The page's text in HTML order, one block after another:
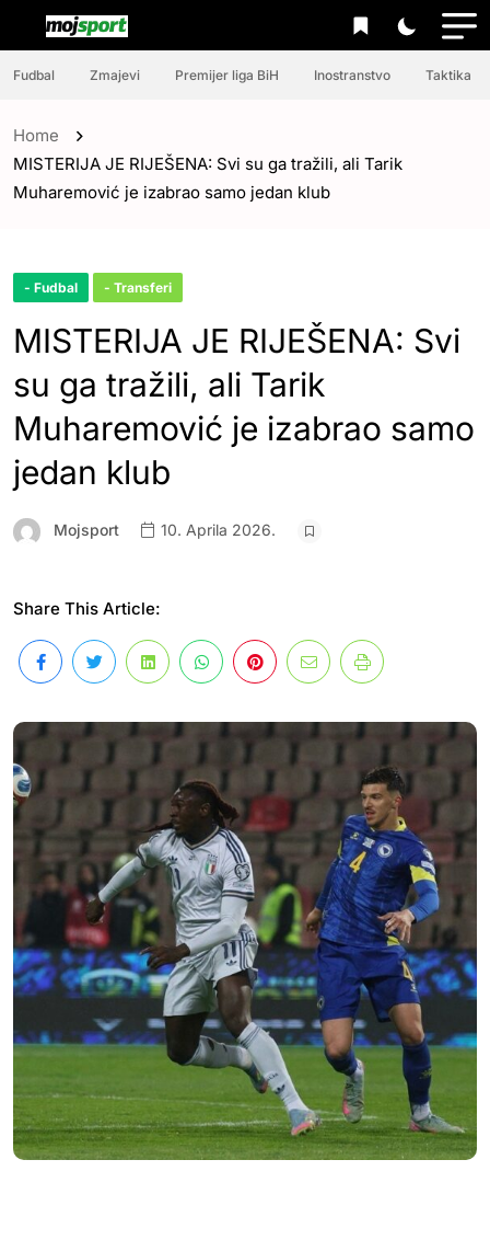
Fudbal Zmajevi Premijer liga BiH Inostranstvo Taktika
Home
MISTERIJA JE RIJEŠENA: Svi su ga tražili, ali Tarik
Muharemović je izabrao samo jedan klub
- Fudbal - Transferi
MISTERIJA JE RIJEŠENA: Svi
su ga tražili, ali Tarik
Muharemović je izabrao samo
jedan klub
Mojsport 10. Aprila 2026.
Share This Article: